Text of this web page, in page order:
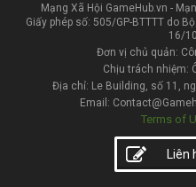
Mạng Xã Hội GameHub.vn -
Giấy phép số: 505/GP-BTTTT do
16/
Đơn vị chủ quản:
Chịu trách nhiệm:
Địa chỉ: Le Building, số 11,
Email:
Terms of
Liên